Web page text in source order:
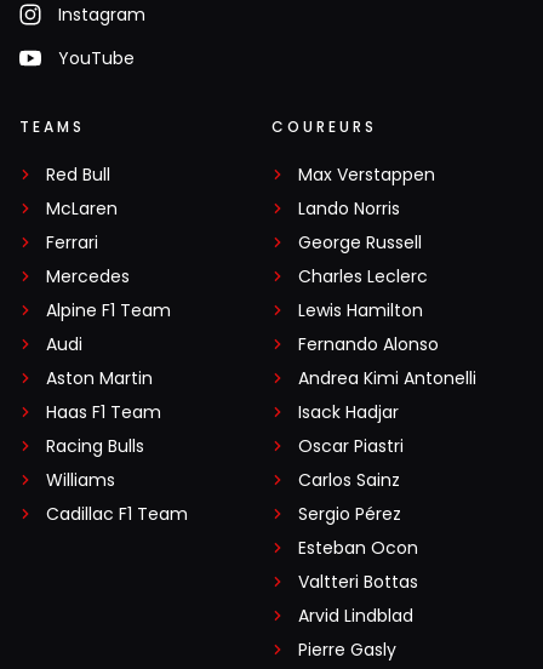
Instagram
YouTube
TEAMS
Red Bull
McLaren
Ferrari
Mercedes
Alpine F1 Team
Audi
Aston Martin
Haas F1 Team
Racing Bulls
Williams
Cadillac F1 Team
COUREURS
Max Verstappen
Lando Norris
George Russell
Charles Leclerc
Lewis Hamilton
Fernando Alonso
Andrea Kimi Antonelli
Isack Hadjar
Oscar Piastri
Carlos Sainz
Sergio Pérez
Esteban Ocon
Valtteri Bottas
Arvid Lindblad
Pierre Gasly